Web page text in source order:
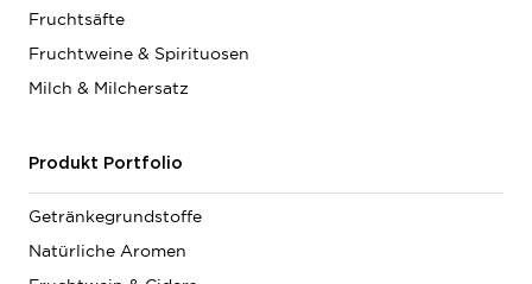
Fruchtsäfte
Fruchtweine & Spirituosen
Milch & Milchersatz
Produkt Portfolio
Getränkegrundstoffe
Natürliche Aromen